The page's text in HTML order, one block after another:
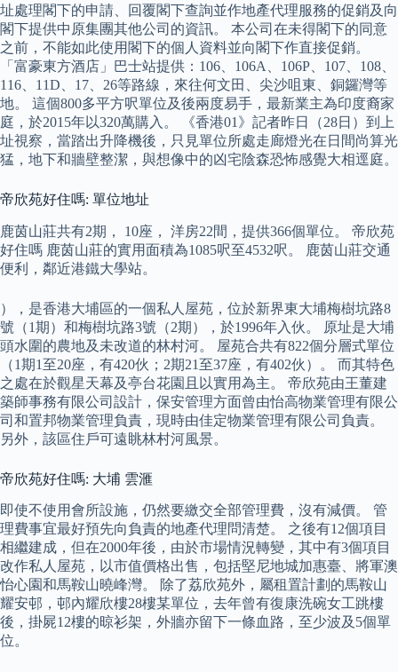
址處理閣下的申請、回覆閣下查詢並作地產代理服務的促銷及向
閣下提供中原集團其他公司的資訊。 本公司在未得閣下的同意
之前，不能如此使用閣下的個人資料並向閣下作直接促銷。
「富豪東方酒店」巴士站提供：106、106A、106P、107、108、
116、11D、17、26等路線，來往何文田、尖沙咀東、銅鑼灣等
地。 這個800多平方呎單位及後兩度易手，最新業主為印度裔家
庭，於2015年以320萬購入。 《香港01》記者昨日（28日）到上
址視察，當踏出升降機後，只見單位所處走廊燈光在日間尚算光
猛，地下和牆壁整潔，與想像中的凶宅陰森恐怖感覺大相逕庭。
帝欣苑好住嗎: 單位地址
鹿茵山莊共有2期， 10座， 洋房22間，提供366個單位。 帝欣苑
好住嗎 鹿茵山莊的實用面積為1085呎至4532呎。 鹿茵山莊交通
便利，鄰近港鐵大學站。
），是香港大埔區的一個私人屋苑，位於新界東大埔梅樹坑路8
號（1期）和梅樹坑路3號（2期），於1996年入伙。 原址是大埔
頭水圍的農地及未改道的林村河。 屋苑合共有822個分層式單位
（1期1至20座，有420伙；2期21至37座，有402伙）。 而其特色
之處在於觀星天幕及亭台花園且以實用為主。 帝欣苑由王董建
築師事務有限公司設計，保安管理方面曾由怡高物業管理有限公
司和置邦物業管理負責，現時由佳定物業管理有限公司負責。
另外，該區住戶可遠眺林村河風景。
帝欣苑好住嗎: 大埔 雲滙
即使不使用會所設施，仍然要繳交全部管理費，沒有減價。 管
理費事宜最好預先向負責的地產代理問清楚。 之後有12個項目
相繼建成，但在2000年後，由於市場情況轉變，其中有3個項目
改作私人屋苑，以市值價格出售，包括堅尼地城加惠臺、將軍澳
怡心園和馬鞍山曉峰灣。 除了荔欣苑外，屬租置計劃的馬鞍山
耀安邨，邨內耀欣樓28樓某單位，去年曾有復康洗碗女工跳樓
後，掛屍12樓的晾衫架，外牆亦留下一條血路，至少波及5個單
位。